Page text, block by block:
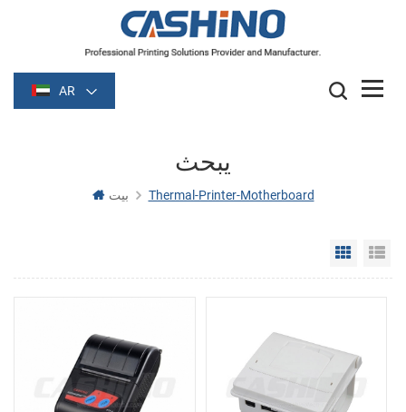
AR
يبحث
بيت Thermal-Printer-Motherboard
Grid